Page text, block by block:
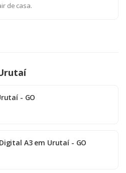
de casa.
- GO
A3 em Urutaí - GO